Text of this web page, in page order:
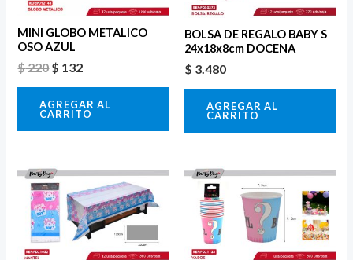
MINI GLOBO METALICO
OSO AZUL
$220$ 132
AGREGAR AL
CARRITO
BOLSA DE REGALO BABY S
24x18x8cm DOCENA
$ 3.480
AGREGAR AL
CARRITO